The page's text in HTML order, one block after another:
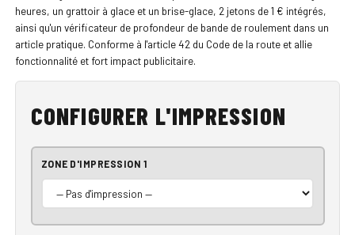
heures, un grattoir à glace et un brise-glace, 2 jetons de 1 € intégrés,
ainsi qu'un vérificateur de profondeur de bande de roulement dans un
article pratique. Conforme à l'article 42 du Code de la route et allie
fonctionnalité et fort impact publicitaire.
CONFIGURER L'IMPRESSION
ZONE D'IMPRESSION 1